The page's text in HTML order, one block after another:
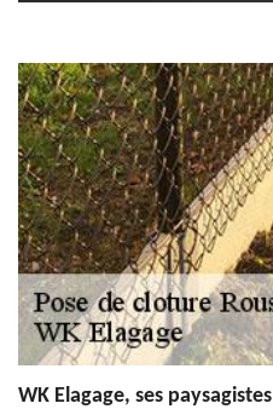
WK Elagage, ses